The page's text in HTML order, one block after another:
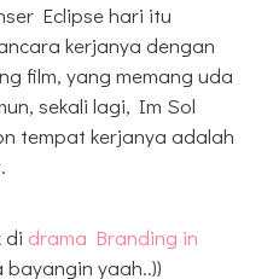
Eclipse hari itu
kerjanya dengan
film, yang memang uda
sekali lagi, Im Sol
tempat kerjanya adalah
di drama Branding in
yaah..))